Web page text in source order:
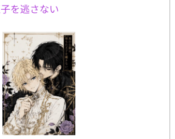
を逃さない